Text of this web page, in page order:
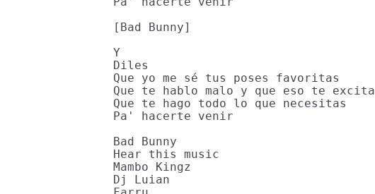
[Bad Bunny]
Y
Diles
Que yo me sé tus poses favoritas
Que te hablo malo y que eso te excita
Que te hago todo lo que necesitas
Pa' hacerte venir
Bad Bunny
Hear this music
Mambo Kingz
Dj Luian